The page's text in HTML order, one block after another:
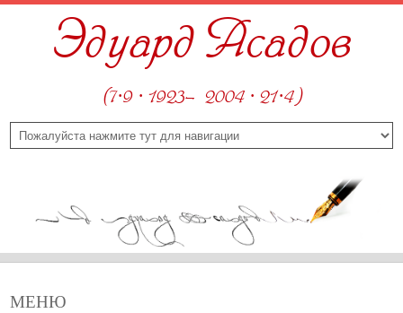
Эдуард Асадов
(7·9 · 1923—2004 · 21·4)
МЕНЮ